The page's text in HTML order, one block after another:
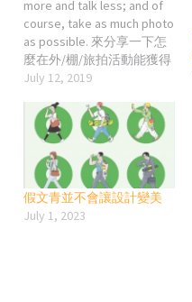
more and talk less; and of
course, take as much photo
as possible. 來分享一下怎
麼在外/棚/旅拍活動能獲得
更多麻豆的「關愛」吧~ 最
的，你真的長得他媽的超
帥，那不用說了，麻豆可
能都想拍你了; 但我目前真
的沒有在拍照活動中遇過
超帥超帥的攝影人就是了…
小技巧1: 拍照活動前的經營
其實蠻重要的，就是IG或臉
July 12, 2019
假文青並不會讓設計變美
July 1, 2023